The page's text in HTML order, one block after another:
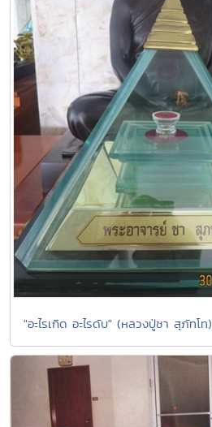
"อะไรเกิด อะไรดับ" (หลวงปู่ชา สุภัทโท)